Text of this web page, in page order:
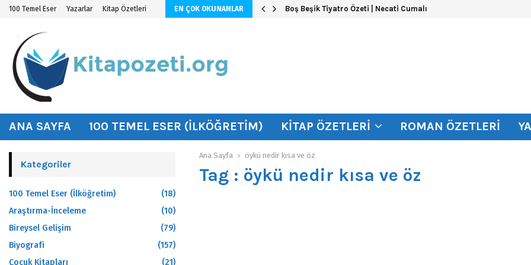
100 Temel Eser Yazarlar Kitap Özetleri EN ÇOK OKUNANLAR
ÖZETİ Boş Beşik Tiyatro Özeti | Necati Cumalı
ANA SAYFA 100 TEMEL ESER (İLKÖĞRETIM) KITAP ÖZETLERI ROMAN ÖZETLERI
Ana Sayfa öykü nedir kısa ve öz
Tag : öykü nedir kısa ve öz
Kategoriler
100 Temel Eser (İlköğretim)
(18)
Araştırma-İnceleme
(10)
Bireysel Gelişim
(79)
Biyografi
(157)
Çocuk Kitapları
(21)